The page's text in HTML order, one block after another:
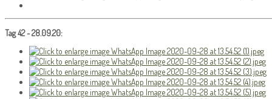
Tag 42 - 28.09.20: